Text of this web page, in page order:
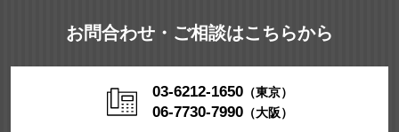
お問合わせ・ご相談はこちらから
03-6212-1650（東京）
06-7730-7990（大阪）